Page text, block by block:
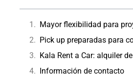
Mayor flexibilidad para
Pick up preparadas para
Kala Rent a Car: alquiler
Información de contacto